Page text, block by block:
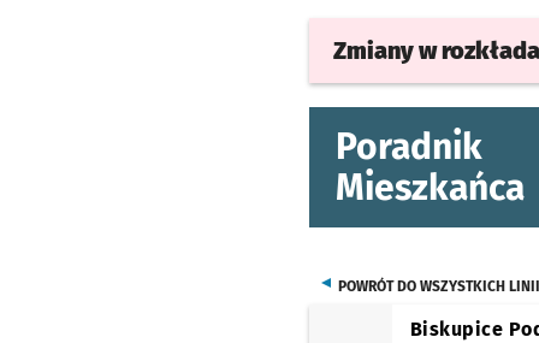
Zmiany w
Poradnik
Mieszkańca
POWRÓT DO WSZYSTKICH LINII
Biskupice